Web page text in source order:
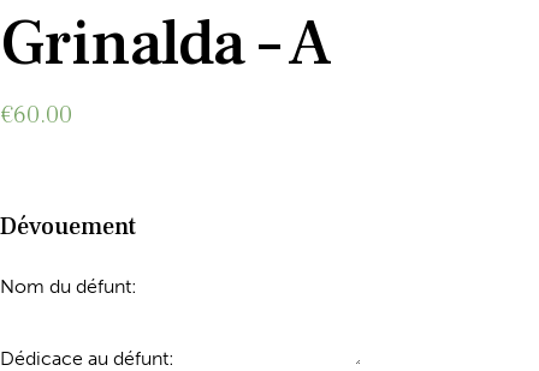
Grinalda – A
€60.00
Dévouement
Nom du défunt:
Dédicace au défunt: